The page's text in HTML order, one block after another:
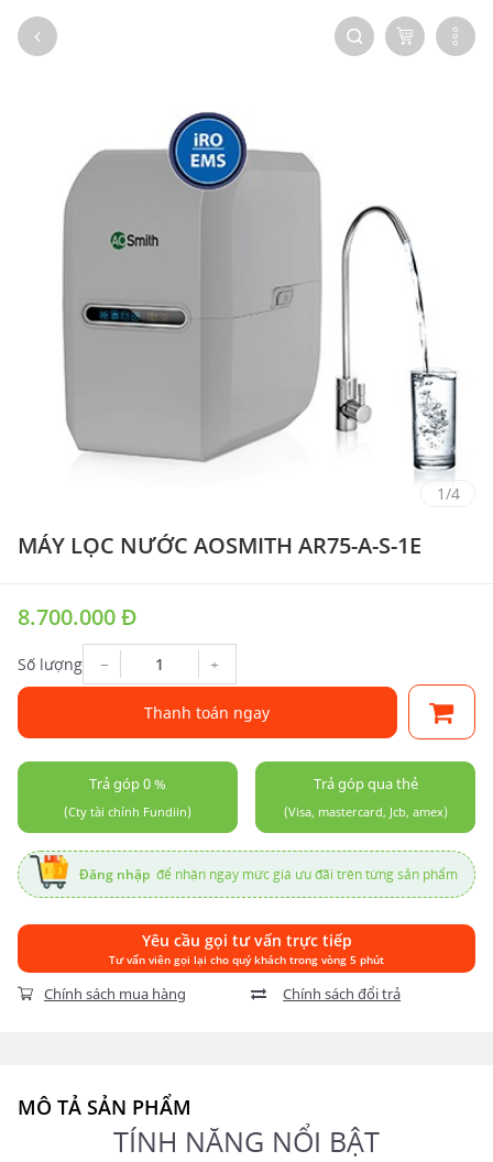
1/4
MÁY LỌC NƯỚC AOSMITH AR75-A-S-1E
8.700.000 Đ
Số lượng − +
Thanh toán ngay
Trả góp 0 %
(Cty tài chính Fundiin)
Trả góp qua thẻ
(Visa, mastercard, Jcb, amex)
Đăng nhập để nhận ngay mức giá ưu đãi trên từng sản phẩm
Yêu cầu gọi tư vấn trực tiếp
Tư vấn viên gọi lại cho quý khách trong vòng 5 phút
Chính sách mua hàng Chính sách đổi trả
MÔ TẢ SẢN PHẨM
TÍNH NĂNG NỔI BẬT